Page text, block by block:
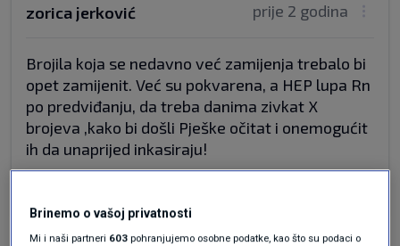
prije 2 godina
zorica jerković
Brojila koja se nedavno već zamijenja trebalo bi
opet zamijenit. Već su pokvarena, a HEP lupa Rn
po predviđanju, da treba danima zivkat X
brojeva ,kako bi došli Pješke očitat i onemogućit
ih da unaprijed inkasiraju!
Brinemo o vašoj privatnosti
Mi i naši partneri 603 pohranjujemo osobne podatke, kao što su podaci o